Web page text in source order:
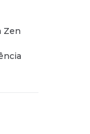
Zen